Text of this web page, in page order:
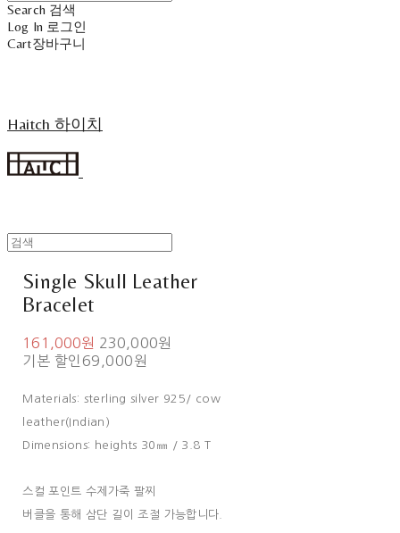
Search 검색
Log In 로그인
Cart장바구니
Haitch 하이치
Single Skull Leather
Bracelet
161,000원 230,000원
기본 할인 69,000원
Materials: sterling silver 925/ cow
leather(Indian)
Dimensions: heights 30㎜ / 3.8 T
스컬 포인트 수제가죽 팔찌
버클을 통해 삼단 길이 조절 가능합니다.